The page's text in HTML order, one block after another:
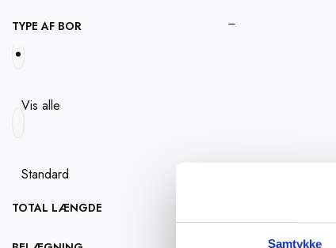
Samtykke
TYPE AF BOR
Vis alle
Standard
TOTAL LÆNGDE